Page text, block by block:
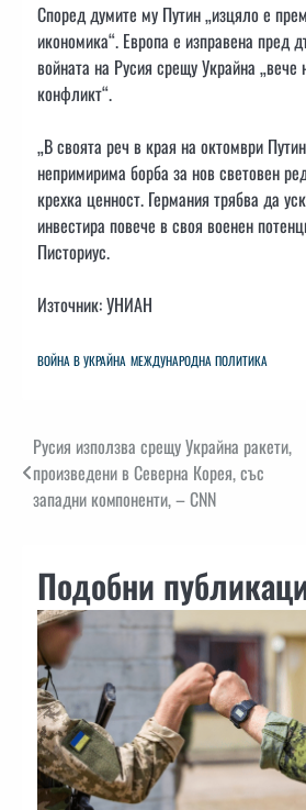
Според думите му Путин „изцяло е
икономика“. Европа е изправена пред
войната на Русия срещу Украйна „вече
конфликт“.
„В своята реч в края на октомври
непримирима борба за нов световен
крехка ценност. Германия трябва да
инвестира повече в своя военен
Писториус.
Източник: УНИАН
ВОЙНА В УКРАЙНА МЕЖДУНАРОДНА ПОЛИТИКА
Навигация
Русия използва срещу Украйна ракети,
произведени в Северна Корея, със
западни компоненти, – CNN
Подобни